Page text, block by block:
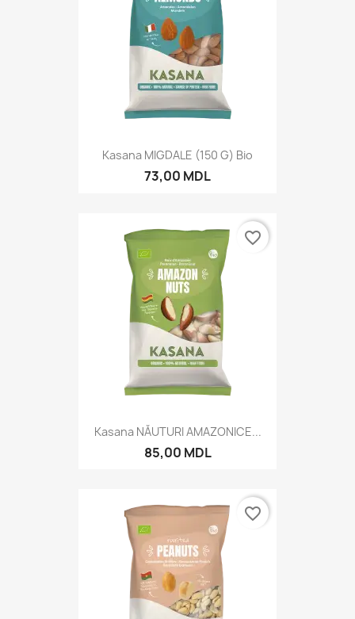
Kasana MIGDALE (150 G) Bio
73,00 MDL
Kasana NĂUTURI AMAZONICE...
85,00 MDL
favorite_border
favorite_border